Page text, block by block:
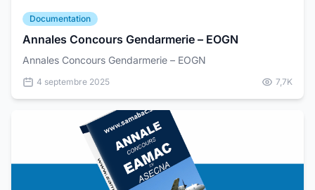
Documentation
Annales Concours Gendarmerie – EOGN
Annales Concours Gendarmerie – EOGN
4 septembre 2025 7,7K